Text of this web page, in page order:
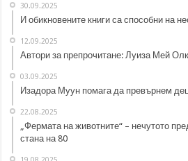
30.09.2025
И обикновените книги са способни на
12.09.2025
Автори за препрочитане: Луиза Мей
03.09.2025
Изадора Муун помага да превърнем
22.08.2025
„Фермата на животните“ – нечутото
стана на 80